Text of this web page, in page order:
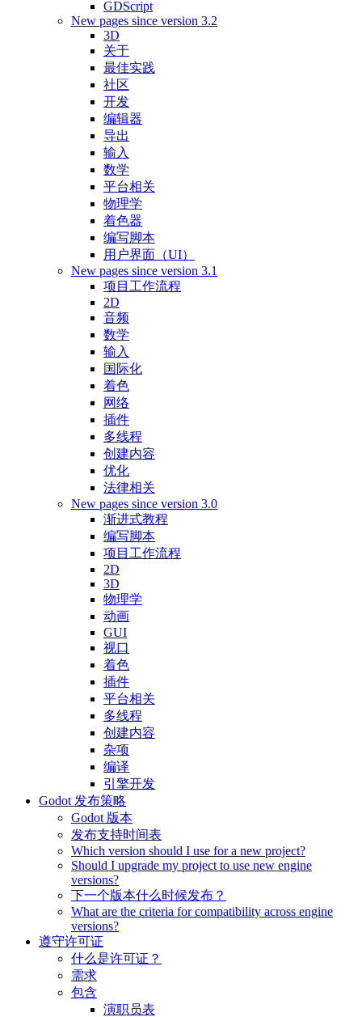
GDScript
New pages since version 3.2
3D
关于
最佳实践
社区
开发
编辑器
导出
输入
数学
平台相关
物理学
着色器
编写脚本
用户界面（UI）
New pages since version 3.1
项目工作流程
2D
音频
数学
输入
国际化
着色
网络
插件
多线程
创建内容
优化
法律相关
New pages since version 3.0
渐进式教程
编写脚本
项目工作流程
2D
3D
物理学
动画
GUI
视口
着色
插件
平台相关
多线程
创建内容
杂项
编译
引擎开发
Godot 发布策略
Godot 版本
发布支持时间表
Which version should I use for a new project?
Should I upgrade my project to use new engine
versions?
下一个版本什么时候发布？
What are the criteria for compatibility across engine
versions?
遵守许可证
什么是许可证？
需求
包含
演职员表